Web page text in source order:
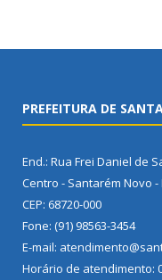
PREFEITURA DE
End.: Rua Frei Daniel de
Centro - Santarém Novo -
CEP: 68720-000
Fone: (91) 98563-3454
E-mail:
Horário de atendimento: